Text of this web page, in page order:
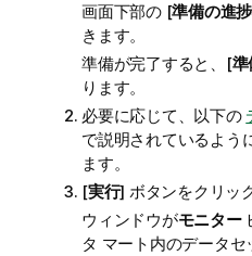
画面下部の [準備の進
きます。
準備が完了すると、[準
ります。
必要に応じて、以下の
で説明されているよう
ます。
[実行] ボタンをクリッ
ウィンドウがモニター
タ マート内のデータ